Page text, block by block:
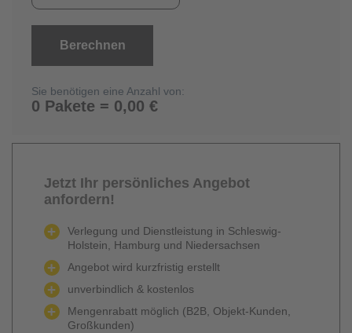
Berechnen
Sie benötigen eine Anzahl von:
0 Pakete = 0,00 €
Jetzt Ihr persönliches Angebot
anfordern!
Verlegung und Dienstleistung in Schleswig-
Holstein, Hamburg und Niedersachsen
Angebot wird kurzfristig erstellt
unverbindlich & kostenlos
Mengenrabatt möglich (B2B, Objekt-Kunden,
Großkunden)